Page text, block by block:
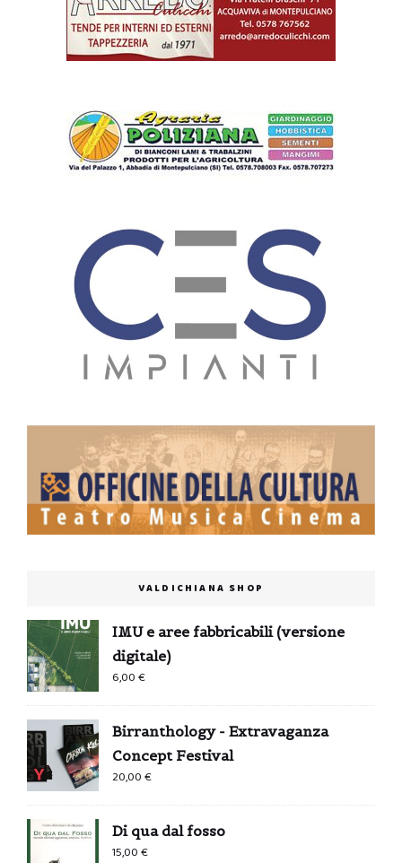
VALDICHIANA SHOP
IMU e aree fabbricabili (versione
digitale)
6,00€
Birranthology - Extravaganza
Concept Festival
20,00€
Di qua dal fosso
15,00€